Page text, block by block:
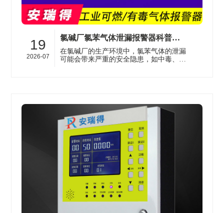
19
2026-07
氯碱厂氯苯气体泄漏报警器科普：工作原理与选型要点
在氯碱厂的生产环境中，氯苯气体的泄漏
可能会带来严重的安全隐患，如中毒、爆